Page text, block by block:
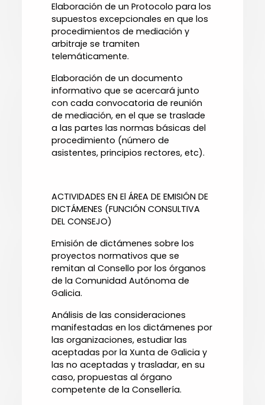
Elaboración de un Protocolo para los
supuestos excepcionales en que los
procedimientos de mediación y
arbitraje se tramiten
telemáticamente.
Elaboración de un documento
informativo que se acercará junto
con cada convocatoria de reunión
de mediación, en el que se traslade
a las partes las normas básicas del
procedimiento (número de
asistentes, principios rectores, etc).
ACTIVIDADES EN El ÁREA DE EMISIÓN DE
DICTÁMENES (FUNCIÓN CONSULTIVA
DEL CONSEJO)
Emisión de dictámenes sobre los
proyectos normativos que se
remitan al Consello por los órganos
de la Comunidad Autónoma de
Galicia.
Análisis de las consideraciones
manifestadas en los dictámenes por
las organizaciones, estudiar las
aceptadas por la Xunta de Galicia y
las no aceptadas y trasladar, en su
caso, propuestas al órgano
competente de la Consellería.